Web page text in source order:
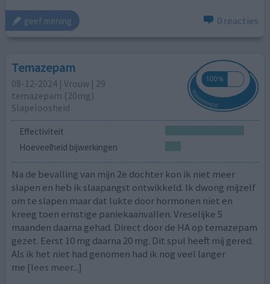
geef mening 0 reacties
Temazepam
08-12-2024 | Vrouw | 29
temazepam (20mg)
Slapeloosheid
Effectiviteit
Hoeveelheid bijwerkingen
Na de bevalling van mijn 2e dochter kon ik niet meer
slapen en heb ik slaapangst ontwikkeld. Ik dwong mijzelf
om te slapen maar dat lukte door hormonen niet en
kreeg toen ernstige paniekaanvallen. Vreselijke 5
maanden daarna gehad. Direct door de HA op temazepam
gezet. Eerst 10 mg daarna 20 mg. Dit spul heeft mij gered.
Als ik het niet had genomen had ik nog veel langer
me [lees meer...]